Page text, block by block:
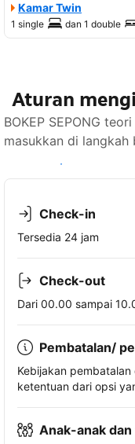
Kamar Twin
1 single dan 1 double
Aturan
BOKEP SEPONG
masukkan di langkah
Lihat ketersediaan
Check-in
Tersedia 24 jam
Check-out
Dari 00.00 sampai
Pembatalan/
Kebijakan
ketentuan dari opsi
Anak-anak